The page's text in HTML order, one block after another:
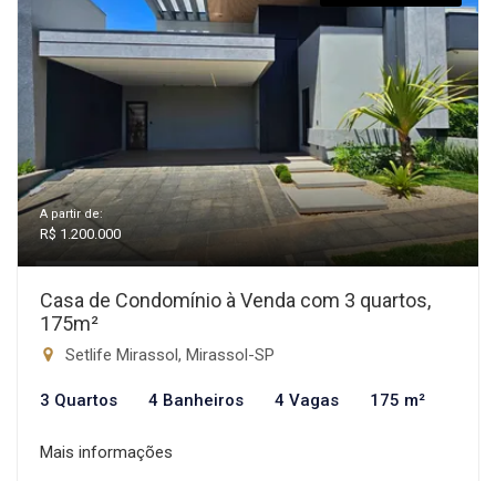
A partir de:
R$ 1.200.000
Casa de Condomínio à Venda com 3 quartos,
175m²
Setlife Mirassol, Mirassol-SP
3 Quartos 4 Banheiros 4 Vagas 175 m²
Mais informações